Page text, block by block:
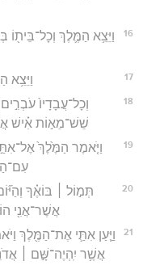
16
וַיֵּצֵ֥א הַמֶּ֛לֶךְ וְכָל־בֵּית֖וֹ
17 וַיֵּצֵ֥א
18
וְכָל־עֲבָדָיו֙
שֵׁשׁ־מֵא֣וֹת אִ֗ישׁ
19
וַיֹּ֤אמֶר הַמֶּ֙לֶךְ֙
20
תְּמ֣וֹל ׀ בּוֹאֶ֗ךָ
אֲשֶׁר־אֲנִ֖י
21
וַיַּ֧עַן אִתַּ֛י אֶת־הַמֶּ֖לֶךְ
אֲשֶׁ֥ר יִֽהְיֶה־שָּׁ֣ם ׀